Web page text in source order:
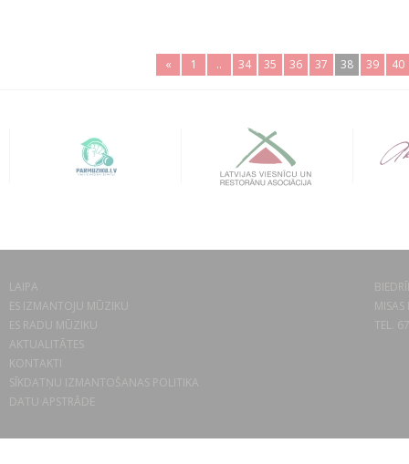
« 1 .. 34 35 36 37 38 39 40
LAIPA
ES IZMANTOJU MŪZIKU
ES RADU MŪZIKU
AKTUALITĀTES
KONTAKTI
SĪKDATŅU IZMANTOŠANAS POLITIKA
DATU APSTRĀDE
TEL.